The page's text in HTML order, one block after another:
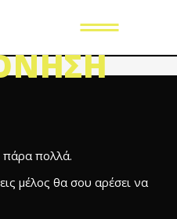
πολλά.
μέλος θα σου αρέσει να